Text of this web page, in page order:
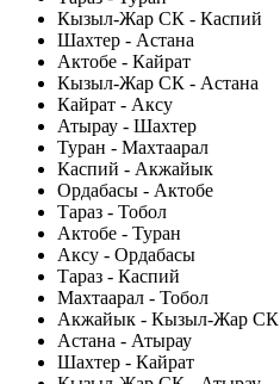
Кызыл-Жар СК - Каспий
Шахтер - Астана
Актобе - Кайрат
Кызыл-Жар СК - Астана
Кайрат - Аксу
Атырау - Шахтер
Туран - Махтаарал
Каспий - Акжайык
Ордабасы - Актобе
Тараз - Тобол
Актобе - Туран
Аксу - Ордабасы
Тараз - Каспий
Махтаарал - Тобол
Акжайык - Кызыл-Жар СК
Астана - Атырау
Шахтер - Кайрат